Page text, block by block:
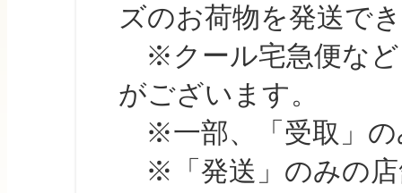
ズのお荷物を発送で
※クール宅急便など
がございます。
※一部、「受取」の
※「発送」のみの店